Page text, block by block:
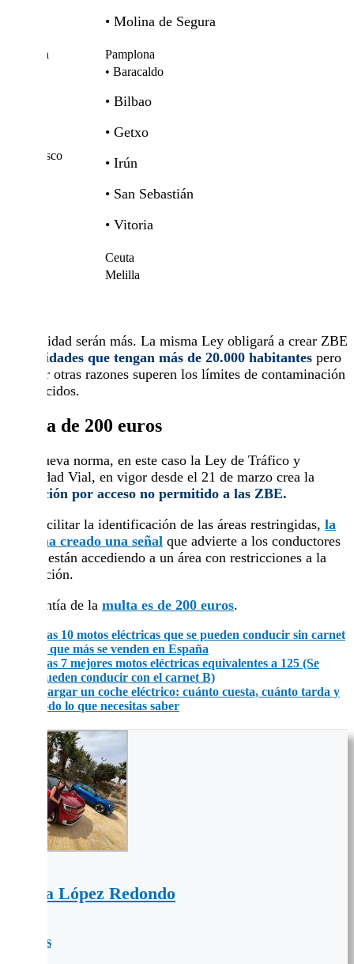
• Molina de Segura
Navarra Pamplona
País Vasco
• Baracaldo
• Bilbao
• Getxo
• Irún
• San Sebastián
• Vitoria
Ceuta
Melilla
En realidad serán más. La misma Ley obligará a crear ZBE
localidades que tengan más de 20.000 habitantes pero
que por otras razones superen los límites de contaminación
establecidos.
Multa de 200 euros
Otra nueva norma, en este caso la Ley de Tráfico y
Seguridad Vial, en vigor desde el 21 de marzo crea la
infracción por acceso no permitido a las ZBE.
Para facilitar la identificación de las áreas restringidas, la
DGT ha creado una señal que advierte a los conductores
de que están accediendo a un área con restricciones a la
circulación.
La cuantía de la multa es de 200 euros.
Las 10 motos eléctricas que se pueden conducir sin carnet
B que más se venden en España
Las 7 mejores motos eléctricas equivalentes a 125 (Se
pueden conducir con el carnet B)
Cargar un coche eléctrico: cuánto cuesta, cuánto tarda y
todo lo que necesitas saber
Noelia López Redondo
+ posts